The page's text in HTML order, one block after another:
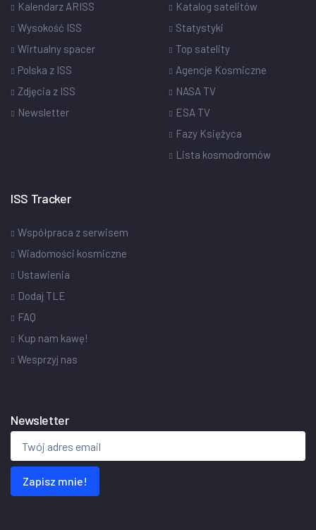
Kalendarz ARISS
Wysokość ISS
Wirtualny spacer
Polska z ISS
Zdjęcia z ISS
Newsletter
Katalog satelitów
Statystyki
Top satelity
Agencje Kosmiczne
NASA TV
ESA TV
Fazy Księżyca
Lista kosmodromów
ISS Tracker
Współpraca z serwisem
Wiadomości kosmiczne
Ustawienia
Dodaj TLE
FAQ
Kup nam kawę!
Wesprzyj nas
Newsletter
Zapisz mnie!